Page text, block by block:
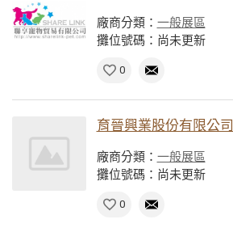
廠商分類： 一般展區
攤位號碼：尚未更新
0
育晉興業股份有限公司
廠商分類： 一般展區
攤位號碼：尚未更新
0